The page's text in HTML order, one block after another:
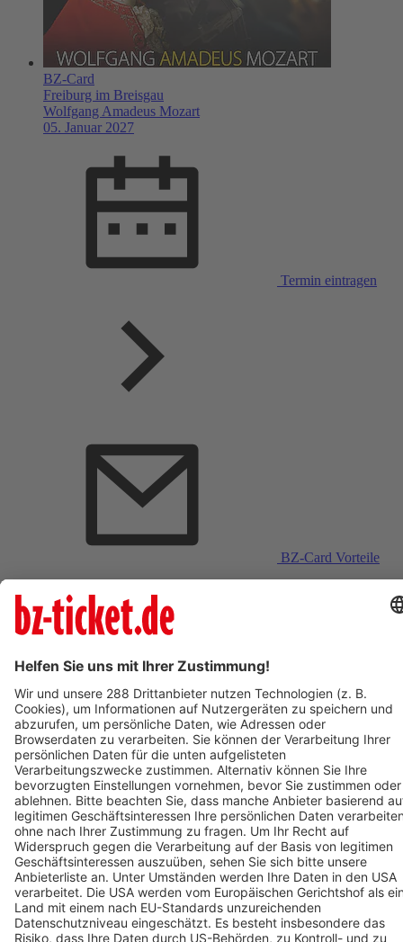
BZ-Card
Freiburg im Breisgau
Wolfgang Amadeus Mozart
05. Januar 2027
Termin eintragen
BZ-Card Vorteile
Verkaufsstellen vor